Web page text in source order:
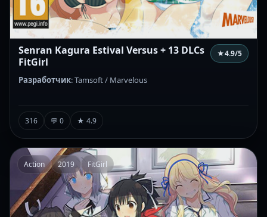
Senran Kagura Estival Versus + 13 DLCs
FitGirl
★4.9/5
Разработчик: Tamsoft / Marvelous
316 💬 0 ★ 4.9
Action 2019 FitGirl